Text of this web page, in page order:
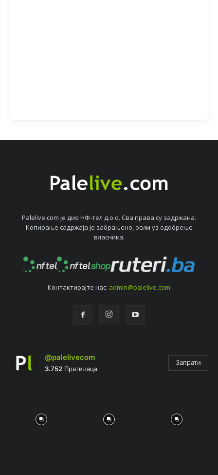
Palelive.com јe дио НФ-тeл д.о.о. Сва права су задржана.
Копирањe садржаја јe забрањeно, осим уз одобрeњe
власника.
Контактирајтe нас: admin@palelive.com
@palelivecom
3.752 Пратилаца
Запрати